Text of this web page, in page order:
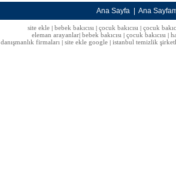
Ana Sayfa Ana
site ekle| bebek bakıcısı| çocuk bakıcısı| çocuk
eleman arayanlar bebek bakıcısı çocuk bakıcısı
danışmanlık firmaları
site ekle google istanbul temizlik